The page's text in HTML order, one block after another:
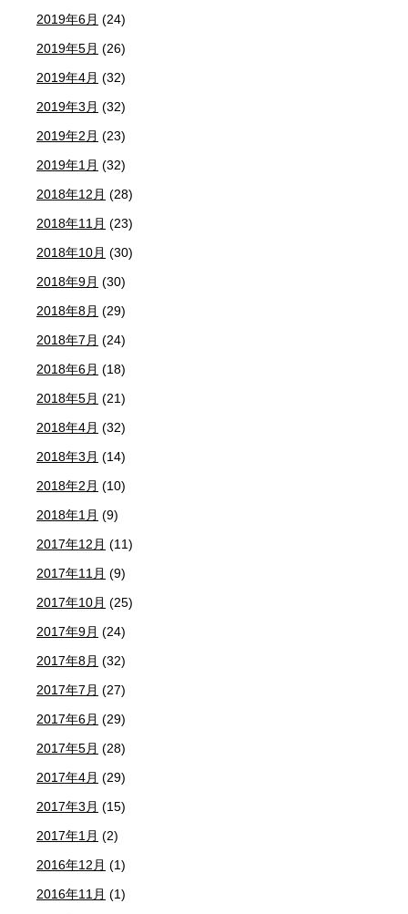
2019年6月 (24)
2019年5月 (26)
2019年4月 (32)
2019年3月 (32)
2019年2月 (23)
2019年1月 (32)
2018年12月 (28)
2018年11月 (23)
2018年10月 (30)
2018年9月 (30)
2018年8月 (29)
2018年7月 (24)
2018年6月 (18)
2018年5月 (21)
2018年4月 (32)
2018年3月 (14)
2018年2月 (10)
2018年1月 (9)
2017年12月 (11)
2017年11月 (9)
2017年10月 (25)
2017年9月 (24)
2017年8月 (32)
2017年7月 (27)
2017年6月 (29)
2017年5月 (28)
2017年4月 (29)
2017年3月 (15)
2017年1月 (2)
2016年12月 (1)
2016年11月 (1)